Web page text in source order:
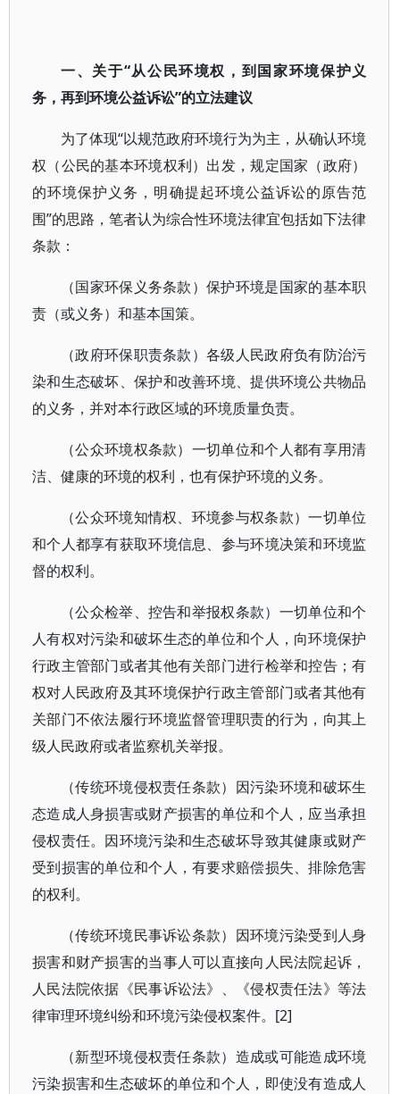
一、关于“从公民环境权，到国家环境保护义
务，再到环境公益诉讼”的立法建议
为了体现“以规范政府环境行为为主，从确认环境
权（公民的基本环境权利）出发，规定国家（政府）
的环境保护义务，明确提起环境公益诉讼的原告范
围”的思路，笔者认为综合性环境法律宜包括如下法律
条款：
（国家环保义务条款）保护环境是国家的基本职
责（或义务）和基本国策。
（政府环保职责条款）各级人民政府负有防治污
染和生态破坏、保护和改善环境、提供环境公共物品
的义务，并对本行政区域的环境质量负责。
（公众环境权条款）一切单位和个人都有享用清
洁、健康的环境的权利，也有保护环境的义务。
（公众环境知情权、环境参与权条款）一切单位
和个人都享有获取环境信息、参与环境决策和环境监
督的权利。
（公众检举、控告和举报权条款）一切单位和个
人有权对污染和破坏生态的单位和个人，向环境保护
行政主管部门或者其他有关部门进行检举和控告；有
权对人民政府及其环境保护行政主管部门或者其他有
关部门不依法履行环境监督管理职责的行为，向其上
级人民政府或者监察机关举报。
（传统环境侵权责任条款）因污染环境和破坏生
态造成人身损害或财产损害的单位和个人，应当承担
侵权责任。因环境污染和生态破坏导致其健康或财产
受到损害的单位和个人，有要求赔偿损失、排除危害
的权利。
（传统环境民事诉讼条款）因环境污染受到人身
损害和财产损害的当事人可以直接向人民法院起诉，
人民法院依据《民事诉讼法》、《侵权责任法》等法
律审理环境纠纷和环境污染侵权案件。[2]
（新型环境侵权责任条款）造成或可能造成环境
污染损害和生态破坏的单位和个人，即使没有造成人